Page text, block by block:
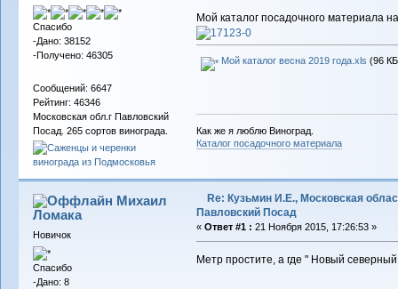
Спасибо
-Дано: 38152
-Получено: 46305
Сообщений: 6647
Рейтинг: 46346
Московская обл.г Павловский
Посад. 265 сортов винограда.
Мой каталог посадочного материала
Мой каталог весна 2019 года.xls (96
Как же я люблю Виноград.
Каталог посадочного материала
Михаил
Ломака
Новичок
Спасибо
-Дано: 8
Re: Кузьмин И.Е., Московская
Павловский Посад
« Ответ #1 : 21 Ноября 2015, 17:26:53 »
Метр простите, а где " Новый